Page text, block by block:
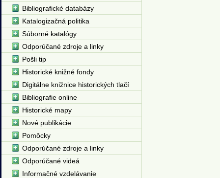
Bibliografické databázy
Katalogizačná politika
Súborné katalógy
Odporúčané zdroje a linky
Pošli tip
Historické knižné fondy
Digitálne knižnice historických tlačí
Bibliografie online
Historické mapy
Nové publikácie
Pomôcky
Odporúčané zdroje a linky
Odporúčané videá
Informačné vzdelávanie